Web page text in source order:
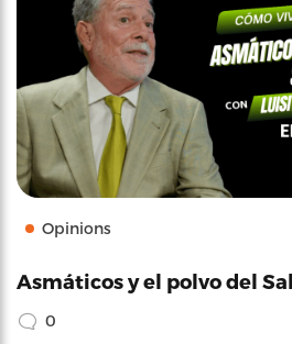
Opinions
Asmáticos y el polvo del
0